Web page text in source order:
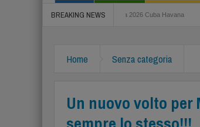
BREAKING NEWS
Festival de la Salsa 2026 Cuba Havana Vuoi
Home Senza categoria
Un nuovo volto